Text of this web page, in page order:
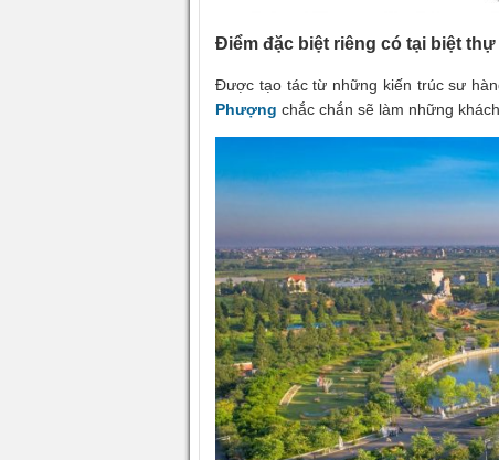
Điểm đặc biệt riêng có tại biệt
Được tạo tác từ những kiến trúc sư
Phượng chắc chắn sẽ làm những